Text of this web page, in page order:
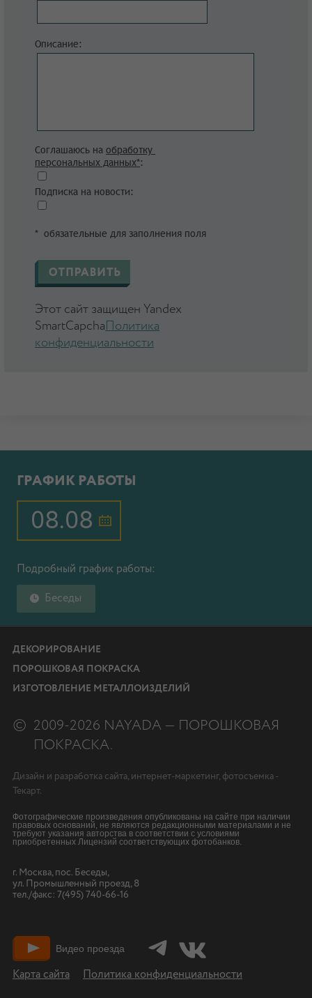
Описание:
Соглашаюсь на обработку
персональных данных*:
Подписка на новости:
* обязательные для заполнения поля
Этот сайт защищен Yandex
SmartCapcha Политика
конфиденциальности
ГРАФИК РАБОТЫ
08.08
Подробный график работы:
Беседы
ДЕКОРИРОВАНИЕ
ПОРОШКОВАЯ ПОКРАСКА
ИЗГОТОВЛЕНИЕ МЕТАЛЛОИЗДЕЛИЙ
© 2009-2026 NAYADA — ПОРОШКОВАЯ
ПОКРАСКА.
Дизайн и разработка сайта, интернет-маркетинг, фотосъемка -
Текарт.
Фотографические произведения опубликованы на сайте при наличии
правовых оснований, не являются редакционными материалами и не
требуют указания авторства в соответствии с условиями
приобретенных Лицензий соответствующих фотобанков.
г. Москва, пос. Беседы,
ул. Промышленный проезд, 8
тел./факс: 7(495) 740-66-16
Карта сайта Политика конфиденциальности
Видео проезда